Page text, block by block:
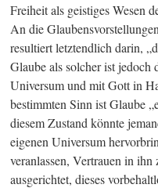
Freiheit als geistiges Wesen
An die
resultiert letztendlich darin,
Glaube als solcher ist jedoch
Universum und mit Gott in
bestimmten Sinn ist Glaube
diesem Zustand könnte
eigenen Universum
veranlassen, Vertrauen in ihn
ausgerichtet, dieses